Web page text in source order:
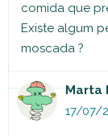
comida que
Existe algum
moscada ?
Marta
17/07/